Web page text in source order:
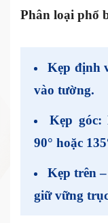
Phân loại phổ
Kẹp định
vào tường.
Kẹp góc:
90° hoặc
Kẹp trên
giữ vững